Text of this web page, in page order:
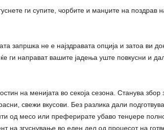
ги супите, чорбите и манџите на поздрав
запршка не е најздравата опција и затоа ви
ги направат вашите јадења уште повкусни и
на менијата во секоја сезона. Станува збор
свежи вкусови. Без разлика дали
од месо или преферирате убаво тенџере
на згуснување во еден дел од процесот на